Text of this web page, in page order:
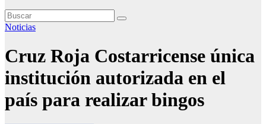
Noticias
Cruz Roja Costarricense única
institución autorizada en el
país para realizar bingos